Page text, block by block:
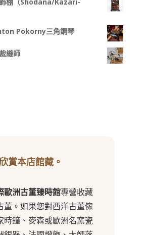
Pokorny三角鋼琴
縫師
賞本店館藏。
歐洲古董臻時館專營收藏
董。如果您對西洋古董傢
時鐘、麥森或歐洲名窯瓷